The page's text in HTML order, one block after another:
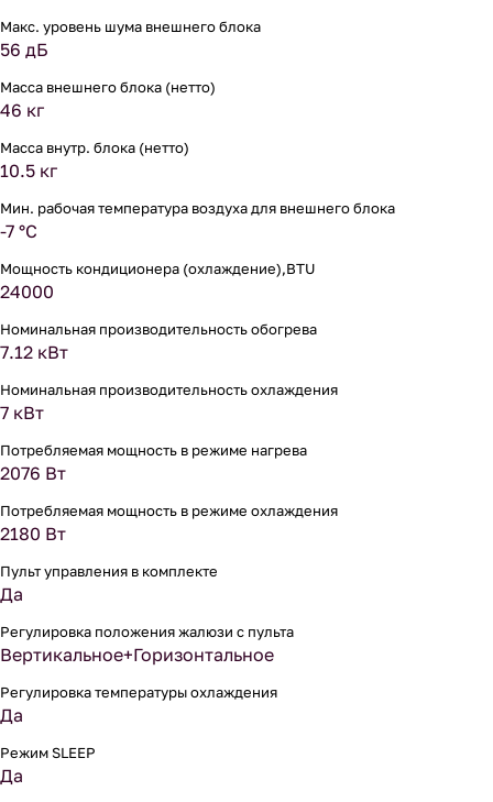
Макс. уровень шума внешнего блока
56 дБ
Масса внешнего блока (нетто)
46 кг
Масса внутр. блока (нетто)
10.5 кг
Мин. рабочая температура воздуха для внешнего блока
-7 °С
Мощность кондиционера (охлаждение),BTU
24000
Номинальная производительность обогрева
7.12 кВт
Номинальная производительность охлаждения
7 кВт
Потребляемая мощность в режиме нагрева
2076 Вт
Потребляемая мощность в режиме охлаждения
2180 Вт
Пульт управления в комплекте
Да
Регулировка положения жалюзи с пульта
Вертикальное+Горизонтальное
Регулировка температуры охлаждения
Да
Режим SLEEP
Да